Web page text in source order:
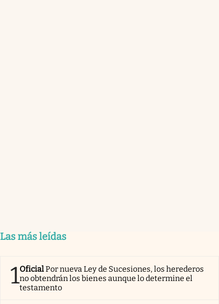
Las más leídas
1OficialPor nueva Ley de Sucesiones, los herederos
no obtendrán los bienes aunque lo determine el
testamento